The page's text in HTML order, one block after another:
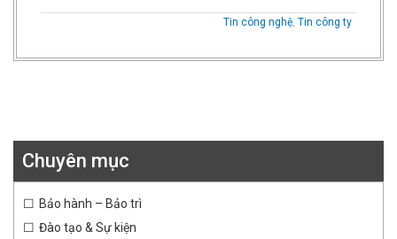
Tin công nghệ, Tin công ty
Chuyên mục
Bảo hành – Bảo trì
Đào tạo & Sự kiện